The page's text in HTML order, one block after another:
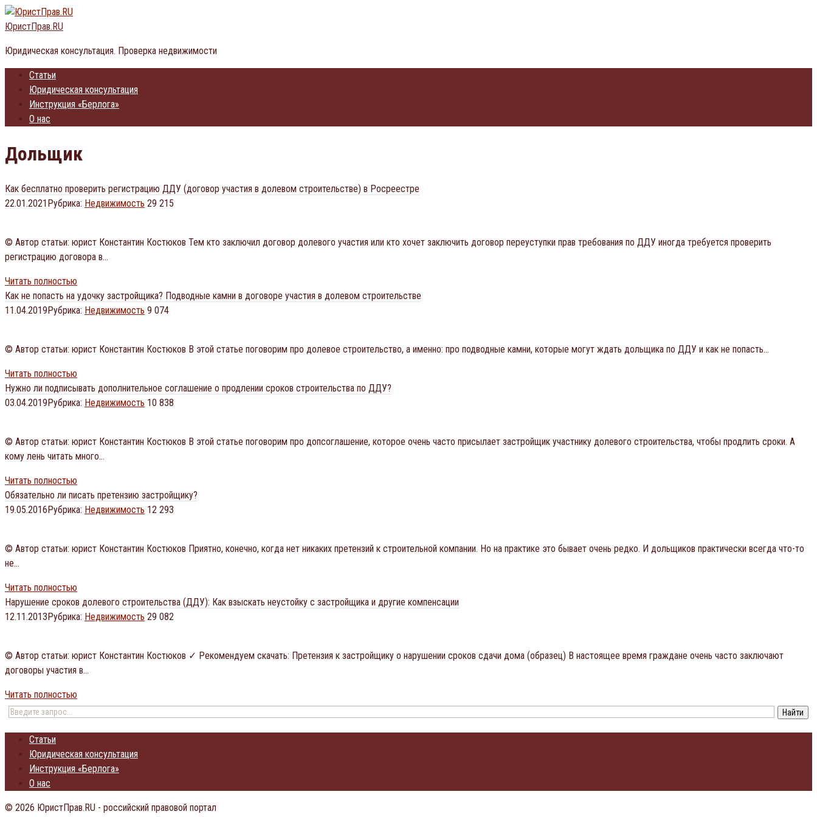
Перейти
к
ЮристПрав.RU
Юридическая консультация. Проверка недвижимости
Статьи
Юридическая консультация
Инструкция «Берлога»
О нас
Дольщик
Как бесплатно проверить регистрацию ДДУ (договор участия в долевом строительстве) в Росреестре
22.01.2021Рубрика: Недвижимость 29 215
© Автор статьи: юрист Константин Костюков Тем кто заключил договор долевого участия или кто хочет заключить договор переуступки прав требования по ДДУ иногда требуется проверить
регистрацию договора в…
Читать полностью
Как не попасть на удочку застройщика? Подводные камни в договоре участия в долевом строительстве
11.04.2019Рубрика: Недвижимость 9 074
© Автор статьи: юрист Константин Костюков В этой статье поговорим про долевое строительство, а именно: про подводные камни, которые могут ждать дольщика по ДДУ и как не попасть…
Читать полностью
Нужно ли подписывать дополнительное соглашение о продлении сроков строительства по ДДУ?
03.04.2019Рубрика: Недвижимость 10 838
© Автор статьи: юрист Константин Костюков В этой статье поговорим про допсоглашение, которое очень часто присылает застройщик участнику долевого строительства, чтобы продлить сроки. А
кому лень читать много…
Читать полностью
Обязательно ли писать претензию застройщику?
19.05.2016Рубрика: Недвижимость 12 293
© Автор статьи: юрист Константин Костюков Приятно, конечно, когда нет никаких претензий к строительной компании. Но на практике это бывает очень редко. И дольщиков практически всегда что-то
не…
Читать полностью
Нарушение сроков долевого строительства (ДДУ): Как взыскать неустойку с застройщика и другие компенсации
12.11.2013Рубрика: Недвижимость 29 082
© Автор статьи: юрист Константин Костюков ✓ Рекомендуем скачать: Претензия к застройщику о нарушении сроков сдачи дома (образец) В настоящее время граждане очень часто заключают
договоры участия в…
Читать полностью
Статьи
Юридическая консультация
Инструкция «Берлога»
О нас
© 2026 ЮристПрав.RU - российский правовой портал